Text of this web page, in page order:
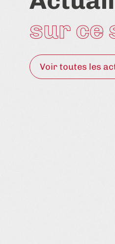
sur ce
Voir toutes les